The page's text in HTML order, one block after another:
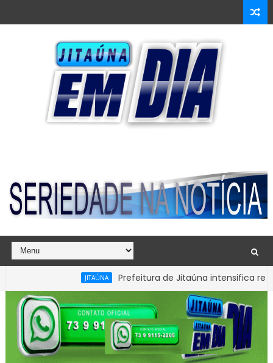
Prefeitura de Jitaúna intensifica